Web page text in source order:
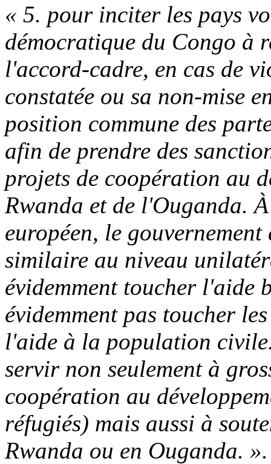
« 5. pour inciter les pays
démocratique du Congo à
l'accord-cadre, en cas de
constatée ou sa non-mise
position commune des
afin de prendre des
projets de coopération au
Rwanda et de l'Ouganda.
européen, le
similaire au niveau
évidemment toucher l'aide
évidemment pas toucher
l'aide à la population
servir non seulement à
coopération au
réfugiés) mais aussi à
Rwanda ou en Ouganda. ».